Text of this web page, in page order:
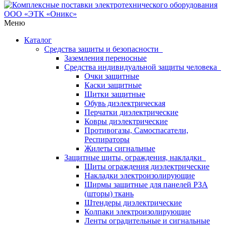
Меню
Каталог
Средства защиты и безопасности
Заземления переносные
Средства индивидуальной защиты человека
Очки защитные
Каски защитные
Щитки защитные
Обувь диэлектрическая
Перчатки диэлектрические
Ковры диэлектрические
Противогазы, Самоспасатели,
Респираторы
Жилеты сигнальные
Защитные щиты, ограждения, накладки
Щиты ограждения диэлектрические
Накладки электроизолирующие
Ширмы защитные для панелей РЗА
(шторы) ткань
Штендеры диэлектрические
Колпаки электроизолирующие
Ленты оградительные и сигнальные